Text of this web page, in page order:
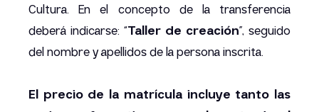
Cultura. En el concepto de la transferencia
deberá indicarse: “Taller de creación”, seguido
del nombre y apellidos de la persona inscrita.
El precio de la matrícula incluye tanto las